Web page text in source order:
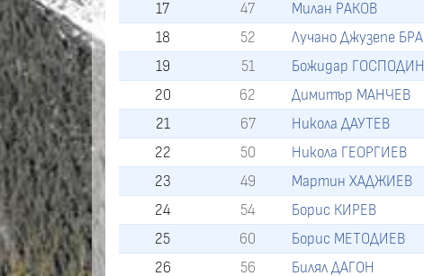
17 47 Милан РАКОВ
18 52 Лучано Джузепе
19 51 Божидар
20 62 Димитър МАНЧЕВ
21 67 Никола ДАУТЕВ
22 50 Никола ГЕОРГИЕВ
23 49 Мартин ХАДЖИЕВ
24 54 Борис КИРЕВ
25 60 Борис МЕТОДИЕВ
26 56 Билял ДАГОН